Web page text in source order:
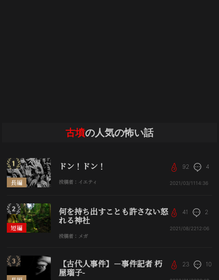
古墳の人気の怖い話
長編
ドン！ドン！
投稿者：イエティ
92 4
2021/03/11 14:36
短編
何を持ち出すことも許さない怒
れる神社
投稿者：メガ
41 2
2021/08/2212:06
【古代人事件】－事件記者 朽
屋瑠子-
23 10